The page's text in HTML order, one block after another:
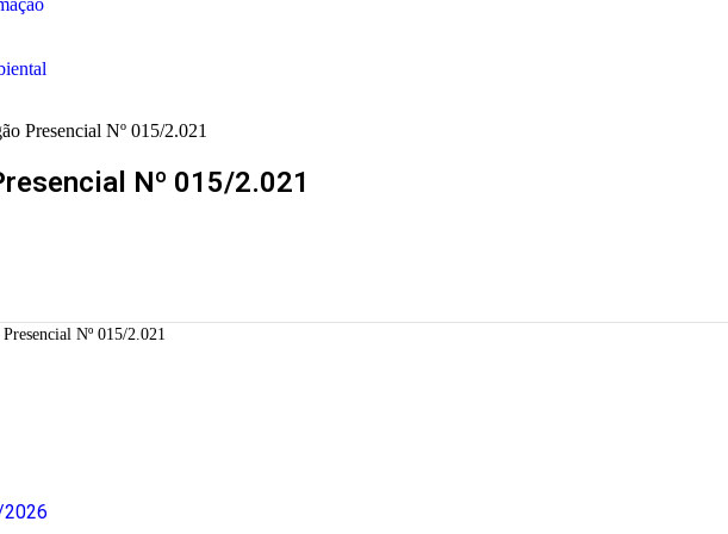
Presencial Nº 015/2.021
Nº 015/2.021
Nº 015/2.021
2026